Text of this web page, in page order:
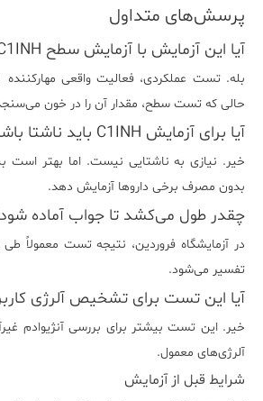
پرسش‌های متداول
آیا این آزمایش با آزمایش سطح C1INH فرق دارد؟
حالی که تست سطح، مقدار آن را در خون
آیا برای آزمایش C1INH باید ناشتا باشم؟
خیر. نیازی به ناشتایی نیست. اما بهتر است
بدون مصرف برخی داروها آزمایش دهد.
چقدر طول می‌کشد تا جواب آماده
در آزمایشگاه فروردین، نتیجه تست معمولاً طی
تفسیر می‌شود.
آیا این تست برای تشخیص آلرژی
خیر. این تست بیشتر برای بررسی آنژیوادم
آلرژی‌های معمول.
شرایط قبل از آزمایش